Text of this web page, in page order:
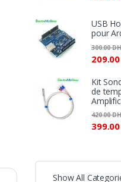
USB
pour
209.00
300.00DH
Kit
de
399.00
420.00DH
Show All